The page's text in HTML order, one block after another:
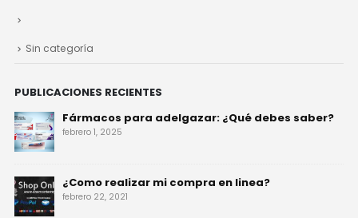
Sin categoría
PUBLICACIONES RECIENTES
Fármacos para adelgazar: ¿Qué debes saber?
febrero 1, 2025
¿Como realizar mi compra en linea?
febrero 22, 2021